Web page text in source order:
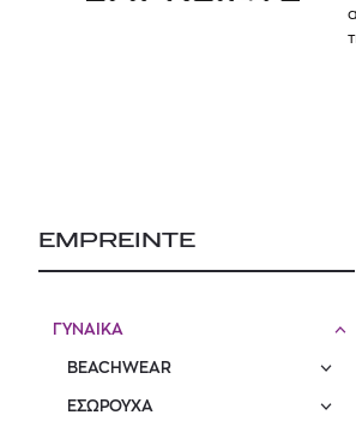
EMPREINTE
ΓΥΝΑΙΚΑ
BEACHWEAR
ΕΣΩΡΟΥΧΑ